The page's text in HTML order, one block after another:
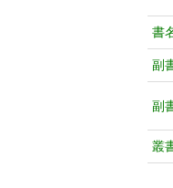
書
副
副
叢